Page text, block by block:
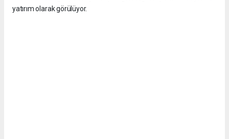
yatırım olarak görülüyor.